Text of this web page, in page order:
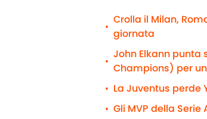
•
Crolla il Milan,
giornata
•
John Elkann punta
Champions) per
• La Juventus perde
• Gli MVP della